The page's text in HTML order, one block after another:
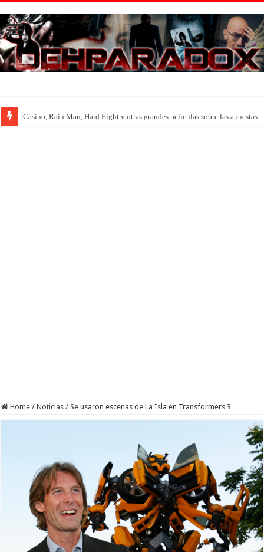
Introducción al maravilloso mundo de ‘Deadly Premonition’
Home / Noticias / Se usaron escenas de La Isla en Transformers 3